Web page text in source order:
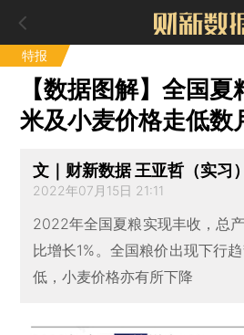
特报
【数据图解】全国
米及小麦价格走低数
文｜财新数据 王亚哲（实习）
2022年07月15日 21:11
2022年全国夏粮实现丰收，总
比增长1%。全国粮价出现下行
低，小麦价格亦有所下降